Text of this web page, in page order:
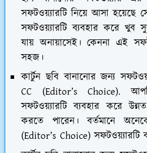
সফটওয়্যারটি নিয়ে আসা হয়েছে
সফটওয়্যারটি ব্যবহার করে খুব
যায় অনায়াসেই। কেননা এই
সহজ।
কার্টুন ছবি বানানোর জন্য
CC (Editor’s Choice).
সফটওয়্যারটি ব্যবহার করে
করতে পারেন। বর্তমানে
(Editor’s Choice) সফটওয়্যারটি